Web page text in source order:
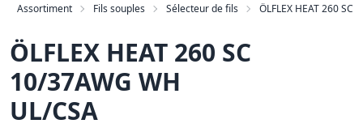
Assortiment Fils souples Sélecteur de fils ÖLFLEX HEAT 260 SC
ÖLFLEX HEAT 260 SC
10/37AWG WH
UL/CSA